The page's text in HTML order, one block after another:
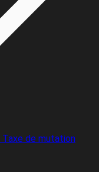
Taxe de mutation